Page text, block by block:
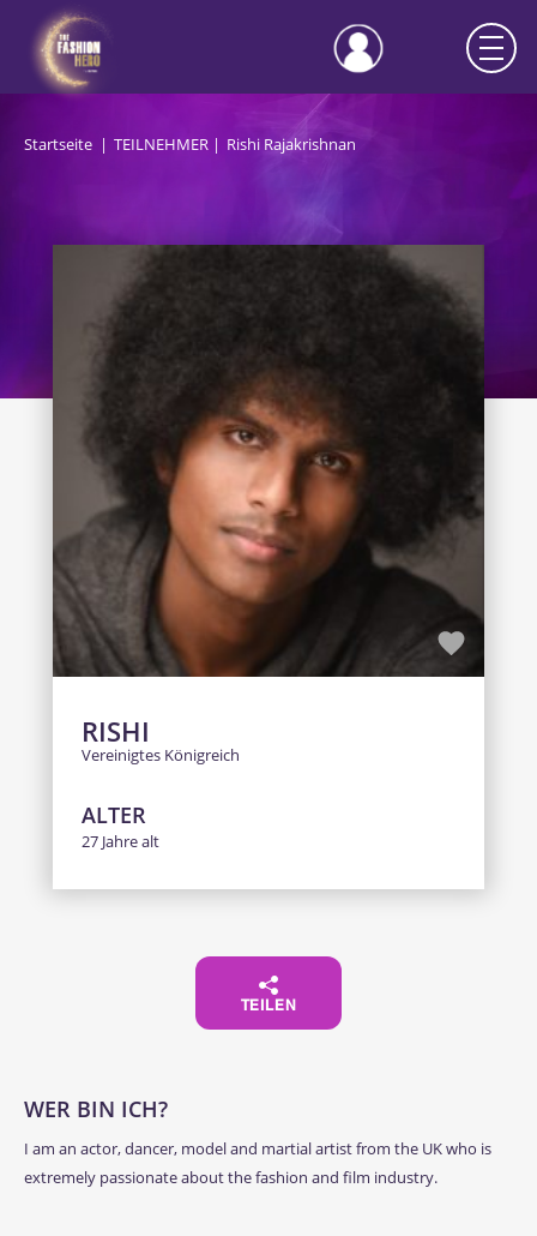
Startseite TEILNEHMER Rishi Rajakrishnan
RISHI
Vereinigtes Königreich
ALTER
27 Jahre alt
TEILEN
WER BIN ICH?
I am an actor, dancer, model and martial artist from the UK who is
extremely passionate about the fashion and film industry.